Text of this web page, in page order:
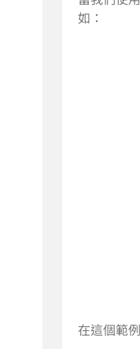
如：
在這個範